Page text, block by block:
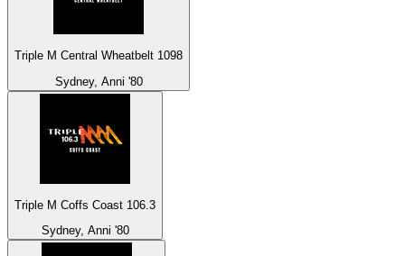
Triple M Central Wheatbelt 1098
Sydney, Anni '80
Triple M Coffs Coast 106.3
Sydney, Anni '80